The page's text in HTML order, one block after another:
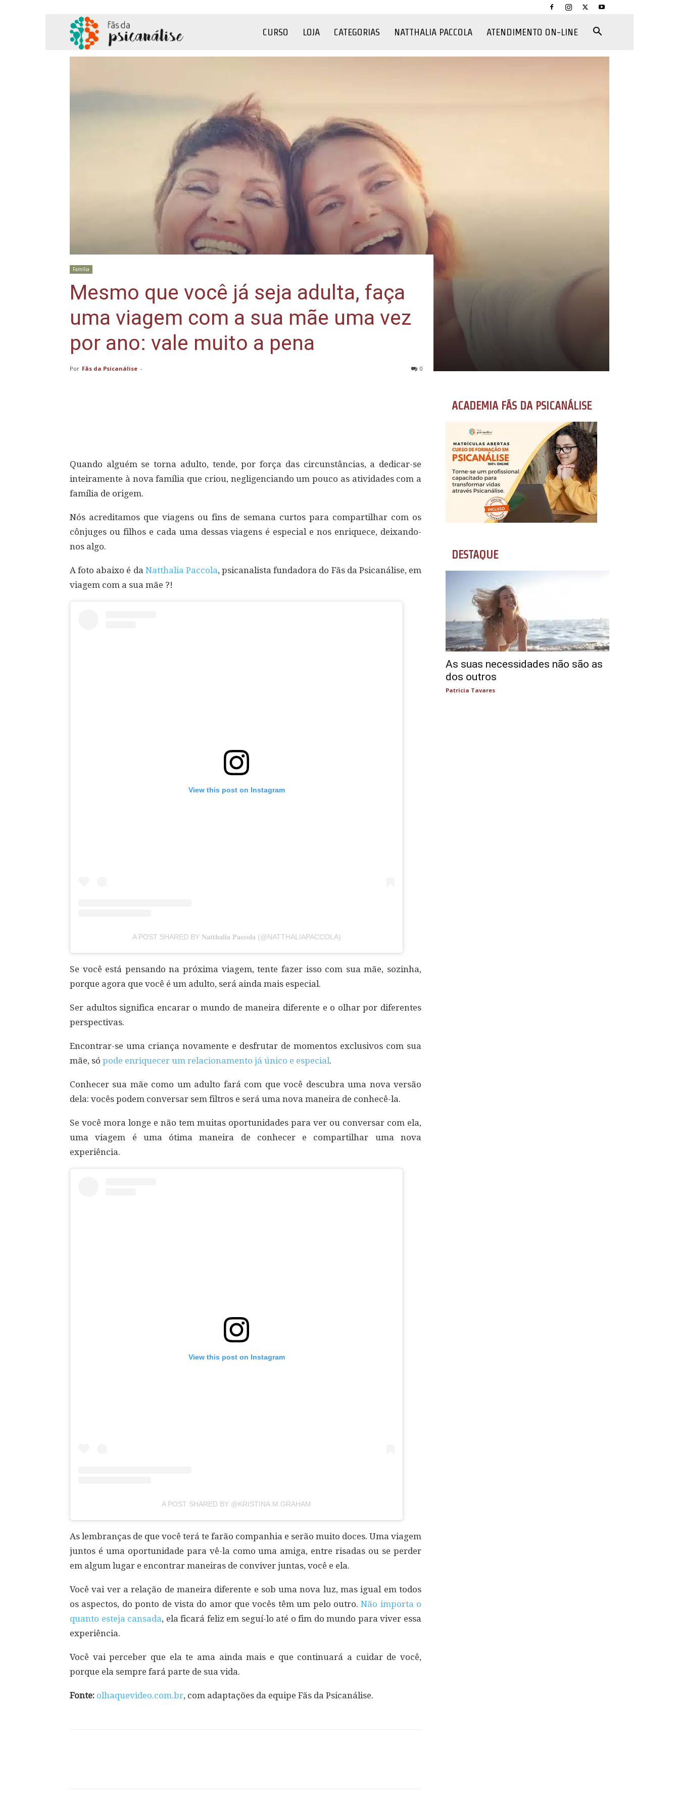
CURSO LOJA CATEGORIAS NATTHALIA PACCOLA ATENDIMENTO ON-LINE
Família
Mesmo que você já seja adulta, faça
uma viagem com a sua mãe uma vez
por ano: vale muito a pena
Por Fãs da Psicanálise - 0
Quando alguém se torna adulto, tende, por força das circunstâncias, a dedicar-se
inteiramente à nova família que criou, negligenciando um pouco as atividades com a
família de origem.
Nós acreditamos que viagens ou fins de semana curtos para compartilhar com os
cônjuges ou filhos e cada uma dessas viagens é especial e nos enriquece, deixando-
nos algo.
A foto abaixo é da Natthalia Paccola, psicanalista fundadora do Fãs da Psicanálise, em
viagem com a sua mãe ?!
View this post on Instagram
A POST SHARED BY 𝐍𝐚𝐭𝐭𝐡𝐚𝐥𝐢𝐚 𝐏𝐚𝐜𝐜𝐨𝐥𝐚 (@NATTHALIAPACCOLA)
Se você está pensando na próxima viagem, tente fazer isso com sua mãe, sozinha,
porque agora que você é um adulto, será ainda mais especial.
Ser adultos significa encarar o mundo de maneira diferente e o olhar por diferentes
perspectivas.
Encontrar-se uma criança novamente e desfrutar de momentos exclusivos com sua
mãe, só pode enriquecer um relacionamento já único e especial.
Conhecer sua mãe como um adulto fará com que você descubra uma nova versão
dela: vocês podem conversar sem filtros e será uma nova maneira de conhecê-la.
Se você mora longe e não tem muitas oportunidades para ver ou conversar com ela,
uma viagem é uma ótima maneira de conhecer e compartilhar uma nova
experiência.
View this post on Instagram
A POST SHARED BY @KRISTINA.M.GRAHAM
As lembranças de que você terá te farão companhia e serão muito doces. Uma viagem
juntos é uma oportunidade para vê-la como uma amiga, entre risadas ou se perder
em algum lugar e encontrar maneiras de conviver juntas, você e ela.
Você vai ver a relação de maneira diferente e sob uma nova luz, mas igual em todos
os aspectos, do ponto de vista do amor que vocês têm um pelo outro.Não importa o
quanto esteja cansada, ela ficará feliz em seguí-lo até o fim do mundo para viver essa
experiência.
Você vai perceber que ela te ama ainda mais e que continuará a cuidar de você,
porque ela sempre fará parte de sua vida.
Fonte: olhaquevideo.com.br, com adaptações da equipe Fãs da Psicanálise.
ACADEMIA FÃS DA PSICANÁLISE
DESTAQUE
As suas necessidades não são as
dos outros
Patricia Tavares